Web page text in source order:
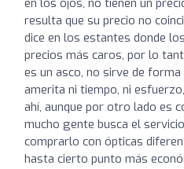
resulta que su precio no
dice en los estantes donde
precios más caros, por lo
es un asco, no sirve de forma
amerita ni tiempo, ni
ahí, aunque por otro lado es
mucho gente busca el
comprarlo con ópticas
hasta cierto punto más